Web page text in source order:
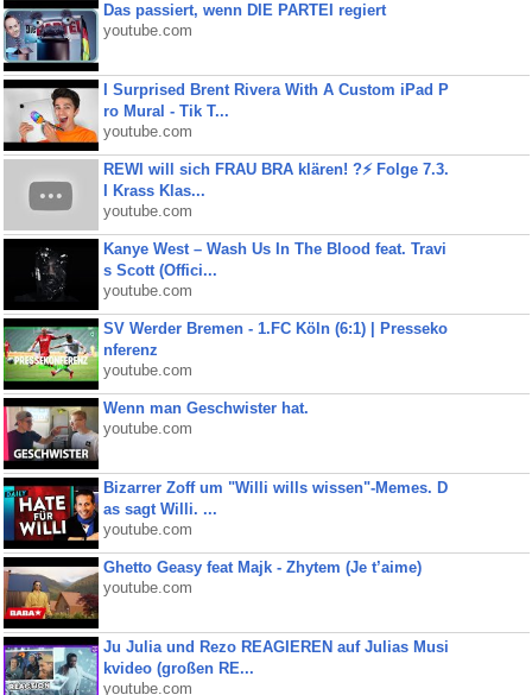
Das passiert, wenn DIE PARTEI regiert
youtube.com
I Surprised Brent Rivera With A Custom iPad P
ro Mural - Tik T...
youtube.com
REWI will sich FRAU BRA klären! ?⚡️ Folge 7.3.
I Krass Klas...
youtube.com
Kanye West – Wash Us In The Blood feat. Travi
s Scott (Offici...
youtube.com
SV Werder Bremen - 1.FC Köln (6:1) | Presseko
nferenz
youtube.com
Wenn man Geschwister hat.
youtube.com
Bizarrer Zoff um "Willi wills wissen"-Memes. D
as sagt Willi. ...
youtube.com
Ghetto Geasy feat Majk - Zhytem (Je t’aime)
youtube.com
Ju Julia und Rezo REAGIEREN auf Julias Musi
kvideo (großen RE...
youtube.com